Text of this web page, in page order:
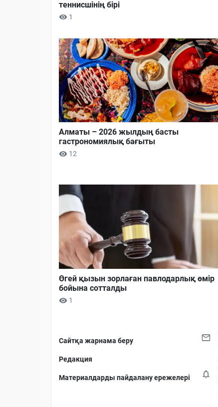
теннисшінің бірі
1
Алматы – 2026 жылдың басты
гастрономиялық бағыты
12
Өгей қызын зорлаған павлодарлық өмір
бойына сотталды
1
Сайтқа жарнама беру
Редакция
Материалдарды пайдалану ережелері